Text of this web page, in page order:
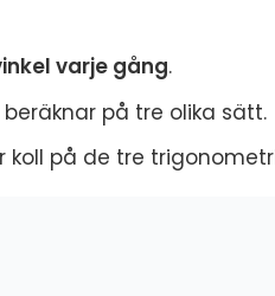
varje gång.
på tre olika sätt.
på de tre